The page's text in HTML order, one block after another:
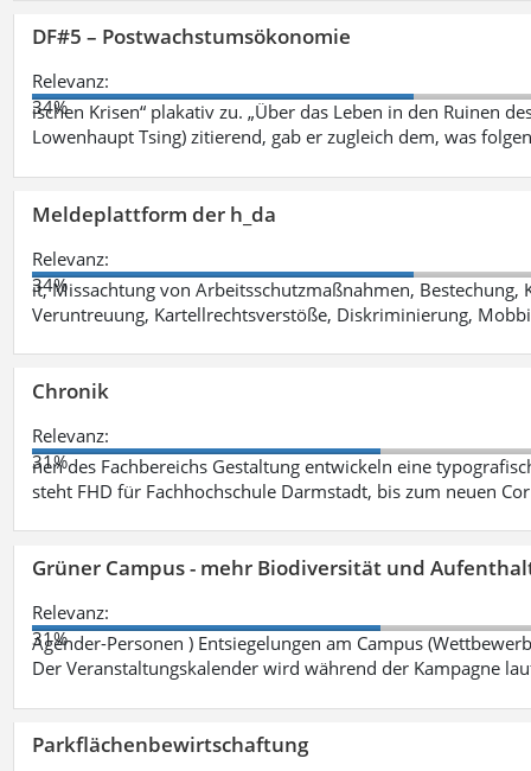
DF#5 – Postwachstumsökonomie
Relevanz:
34%
ischen Krisen“ plakativ zu. „Über das Leben in den Ruinen
Lowenhaupt Tsing) zitierend, gab er zugleich dem, was
Meldeplattform der h_da
Relevanz:
34%
it, Missachtung von Arbeitsschutzmaßnahmen,
Veruntreuung, Kartellrechtsverstöße, Diskriminierung,
Chronik
Relevanz:
31%
nen des Fachbereichs Gestaltung entwickeln eine
steht FHD für Fachhochschule Darmstadt, bis zum neuen
Grüner Campus - mehr Biodiversität und
Relevanz:
31%
Agender-Personen ) Entsiegelungen am Campus
Der Veranstaltungskalender wird während der Kampagne
Parkflächenbewirtschaftung